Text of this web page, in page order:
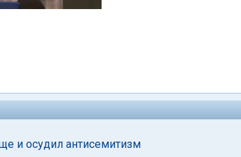
и осудил антисемитизм